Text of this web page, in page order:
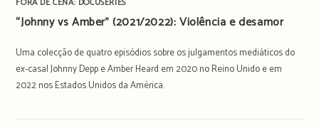
“Johnny vs Amber” (2021/2022): Violência e desamor
Uma colecção de quatro episódios sobre os julgamentos mediáticos do
ex-casal Johnny Depp e Amber Heard em 2020 no Reino Unido e em
2022 nos Estados Unidos da América.